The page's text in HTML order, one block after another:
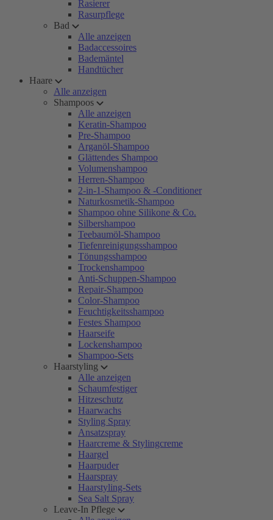
Rasierer
Rasurpflege
Bad
Alle anzeigen
Badaccessoires
Bademäntel
Handtücher
Haare
Alle anzeigen
Shampoos
Alle anzeigen
Keratin-Shampoo
Pre-Shampoo
Arganöl-Shampoo
Glättendes Shampoo
Volumenshampoo
Herren-Shampoo
2-in-1-Shampoo & -Conditioner
Naturkosmetik-Shampoo
Shampoo ohne Silikone & Co.
Silbershampoo
Teebaumöl-Shampoo
Tiefenreinigungsshampoo
Tönungsshampoo
Trockenshampoo
Anti-Schuppen-Shampoo
Repair-Shampoo
Color-Shampoo
Feuchtigkeitsshampoo
Festes Shampoo
Haarseife
Lockenshampoo
Shampoo-Sets
Haarstyling
Alle anzeigen
Schaumfestiger
Hitzeschutz
Haarwachs
Styling Spray
Ansatzspray
Haarcreme & Stylingcreme
Haargel
Haarpuder
Haarspray
Haarstyling-Sets
Sea Salt Spray
Leave-In Pflege